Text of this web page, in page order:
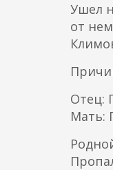
Ушел
от
Отец:
Мать: